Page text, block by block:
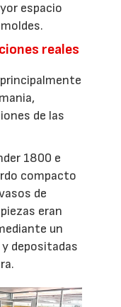
espacio
reales
de las
1800 e
compacto
de
eran
un
depositadas